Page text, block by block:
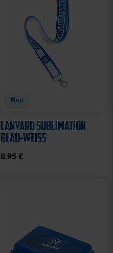
Neu
LANYARD SUBLIMATION
BLAU-WEISS
8,95 €